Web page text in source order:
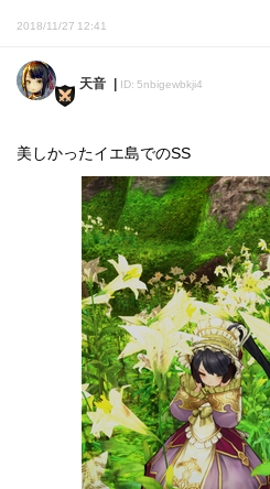
2018/11/27 12:41
天音 ID: 5nbigewbkji4
美しかったイエ島でのSS